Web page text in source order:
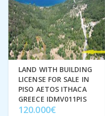
LAND WITH BUILDING
LICENSE FOR SALE IN
PISO AETOS ITHACA
GREECE IDMV011PIS
120.000€